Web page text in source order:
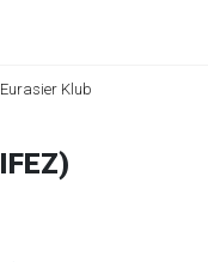
Eurasier Klub